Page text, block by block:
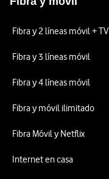
Fibra y 2 líneas móvil + TV
Fibra y 3 líneas móvil
Fibra y 4 líneas móvil
Fibra y móvil ilimitado
Fibra Móvil y Netflix
Internet en casa